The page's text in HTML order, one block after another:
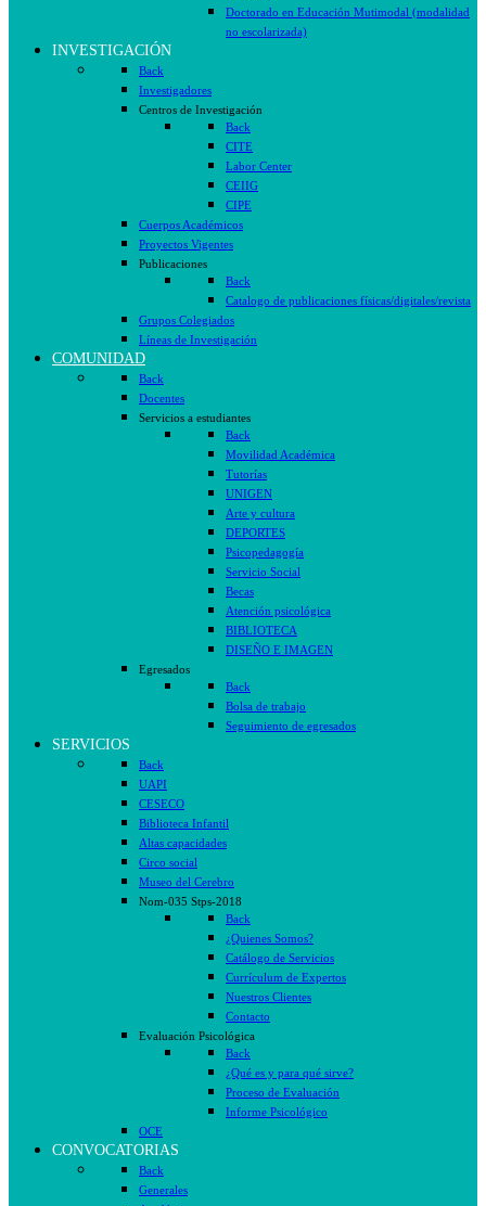
Doctorado en Educación Mutimodal (modalidad
no escolarizada)
INVESTIGACIÓN
Back
Investigadores
Centros de Investigación
Back
CITE
Labor Center
CEIIG
CIPE
Cuerpos Académicos
Proyectos Vigentes
Publicaciones
Back
Catalogo de publicaciones físicas/digitales/revista
Grupos Colegiados
Líneas de Investigación
COMUNIDAD
Back
Docentes
Servicios a estudiantes
Back
Movilidad Académica
Tutorías
UNIGEN
Arte y cultura
DEPORTES
Psicopedagogía
Servicio Social
Becas
Atención psicológica
BIBLIOTECA
DISEÑO E IMAGEN
Egresados
Back
Bolsa de trabajo
Seguimiento de egresados
SERVICIOS
Back
UAPI
CESECO
Biblioteca Infantil
Altas capacidades
Circo social
Museo del Cerebro
Nom-035 Stps-2018
Back
¿Quienes Somos?
Catálogo de Servicios
Currículum de Expertos
Nuestros Clientes
Contacto
Evaluación Psicológica
Back
¿Qué es y para qué sirve?
Proceso de Evaluación
Informe Psicológico
OCE
CONVOCATORIAS
Back
Generales